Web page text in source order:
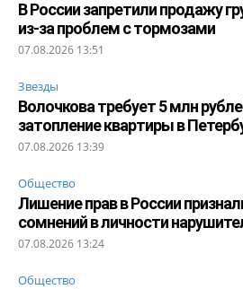
В России запретили продажу
из-за проблем с тормозами
07.08.2026 13:51
Звезды
Волочкова требует 5 млн
затопление квартиры в
07.08.2026 13:39
Общество
Лишение прав в России
сомнений в личности
07.08.2026 13:24
Общество